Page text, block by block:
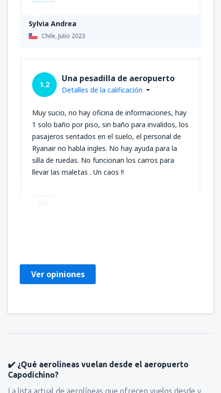
Sylvia Andrea
Chile,Julio 2023
1.2
Una pesadilla de aeropuerto
Detalles de la calificación
Muy sucio, no hay oficina de informaciones, hay
1 solo baño por piso, sin baño para invalidos, los
pasajeros sentados en el suelo, el personal de
Ryanair no habla ingles. No hay ayuda para la
silla de ruedas. No funcionan los carros para
llevar las maletas . Un caos !!
Útil
Ver opiniones
✔️ ¿Qué aerolíneas vuelan desde el aeropuerto
Capodichino?
La lista actual de aerolíneas que ofrecen vuelos desde y